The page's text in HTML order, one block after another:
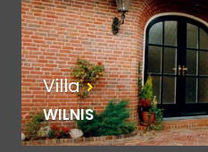
Villa
WILNIS